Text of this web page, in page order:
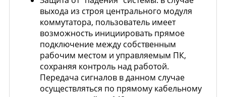
выхода из строя центрального модуля
коммутатора, пользователь имеет
возможность инициировать прямое
подключение между собственным
рабочим местом и управляемым ПК,
сохраняя контроль над работой.
Передача сигналов в данном случае
осуществляться по прямому кабельному